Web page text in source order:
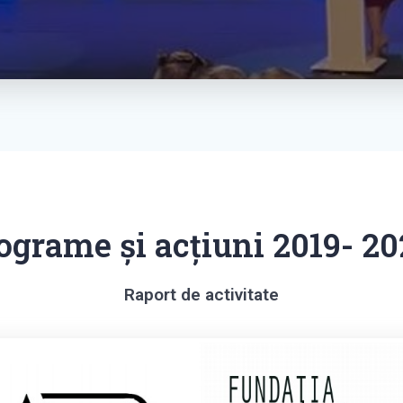
și acțiuni 2019-
Raport de activitate